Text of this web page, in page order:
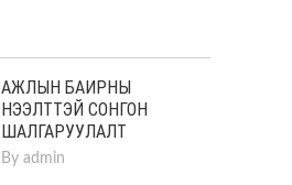
АЖЛЫН БАЙРНЫ
НЭЭЛТТЭЙ СОНГОН
ШАЛГАРУУЛАЛТ
By admin